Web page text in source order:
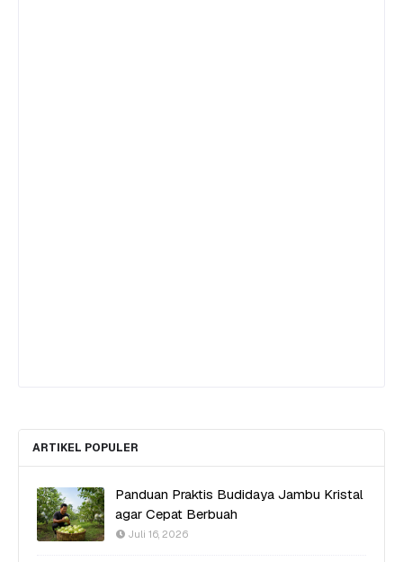
ARTIKEL POPULER
Panduan Praktis Budidaya Jambu Kristal
agar Cepat Berbuah
Juli 16, 2026